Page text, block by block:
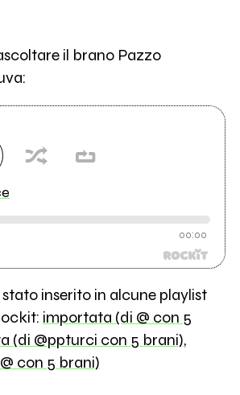
il brano Pazzo
00:00
inserito in alcune playlist
importata (di @ con 5
(di @ppturci con 5 brani),
con 5 brani)